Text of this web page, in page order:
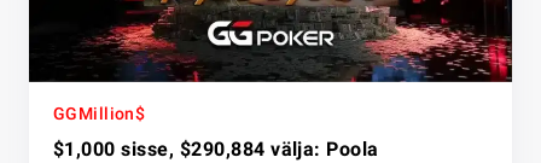
GGMillion$
$1,000 sisse, $290,884 välja: Poola